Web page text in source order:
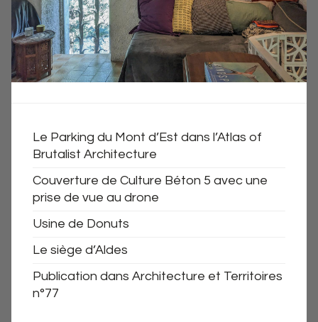
Le Parking du Mont d’Est dans l’Atlas of
Brutalist Architecture
Couverture de Culture Béton 5 avec une
prise de vue au drone
Usine de Donuts
Le siège d’Aldes
Publication dans Architecture et Territoires
n°77